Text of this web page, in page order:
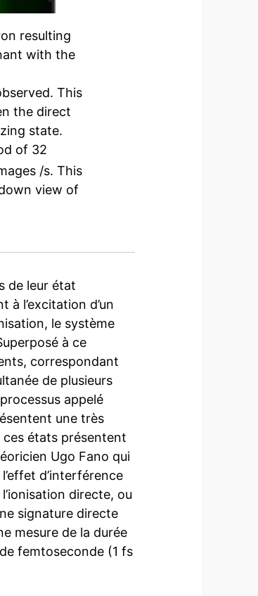
resulting
with the
This
the direct
state.
of 32
/s. This
view of
de leur état
l’excitation d’un
le système
à ce
correspondant
de plusieurs
appelé
une très
ces états présentent
Ugo Fano qui
d’interférence
directe, ou
signature directe
mesure de la durée
femtoseconde (1 fs